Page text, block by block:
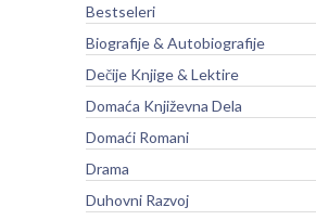
Bestseleri
Biografije & Autobiografije
Dečije Knjige & Lektire
Domaća Književna Dela
Domaći Romani
Drama
Duhovni Razvoj